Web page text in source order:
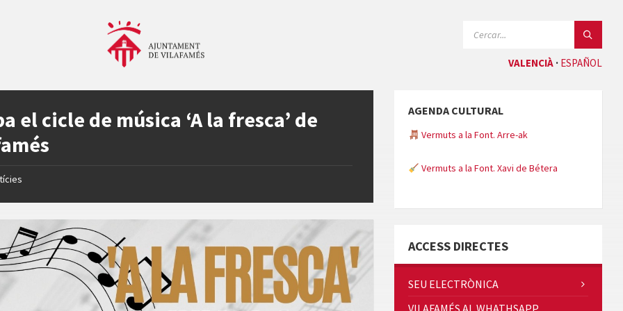
VALENCIÀ ESPAÑOL
el cicle de música ‘A la fresca’ de
AGENDA CULTURAL
Vermuts a la Font. Arre-ak
Vermuts a la Font. Xavi de Bétera
ACCESS DIRECTES
SEU ELECTRÒNICA